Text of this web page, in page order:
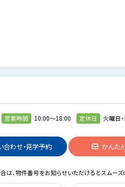
営業時間 10:00～18:00 定休日 火曜日
合わせ・見学予約 かんた
、物件番号をお知らせいただけるとスムーズ